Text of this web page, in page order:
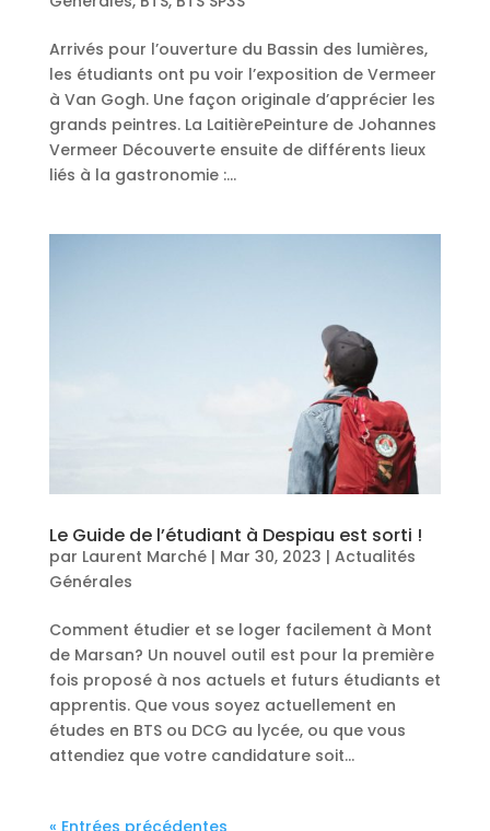
Arrivés pour l’ouverture du Bassin des lumières,
les étudiants ont pu voir l’exposition de Vermeer
à Van Gogh. Une façon originale d’apprécier les
grands peintres. La LaitièrePeinture de Johannes
Vermeer Découverte ensuite de différents lieux
liés à la gastronomie :...
Le Guide de l’étudiant à Despiau est sorti !
par Laurent Marché| Mar 30, 2023 | Actualités
Générales
Comment étudier et se loger facilement à Mont
de Marsan? Un nouvel outil est pour la première
fois proposé à nos actuels et futurs étudiants et
apprentis. Que vous soyez actuellement en
études en BTS ou DCG au lycée, ou que vous
attendiez que votre candidature soit...